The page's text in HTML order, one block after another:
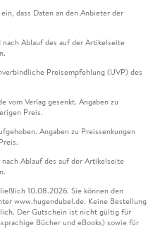
dass Daten an den Anbieter der
Ablauf des auf der Artikelseite
Preisempfehlung (UVP) des
vom Verlag gesenkt. Angaben zu
Preis.
Angaben zu Preissenkungen
Ablauf des auf der Artikelseite
10.08.2026. Sie können den
www.hugendubel.de. Keine Bestellung
Der Gutschein ist nicht gültig für
Bücher und eBooks) sowie für